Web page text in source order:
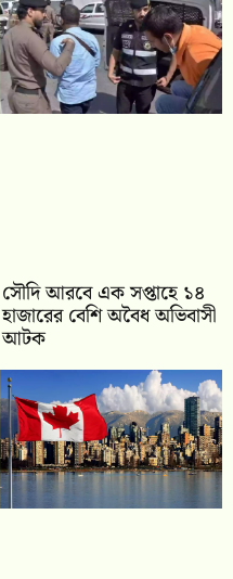
সৌদি আরবে এক সপ্তাহে ১৪
হাজারের বেশি অবৈধ অভিবাসী
আটক